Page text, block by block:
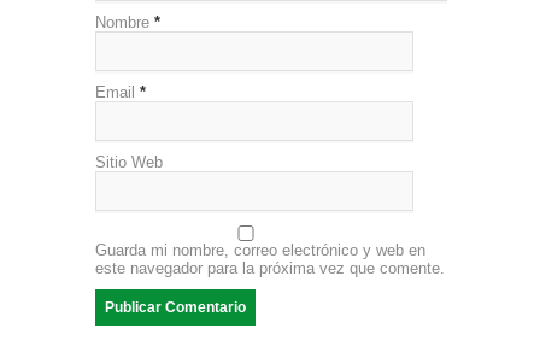
Nombre *
Email *
Sitio Web
Guarda mi nombre, correo electrónico y web en
este navegador para la próxima vez que comente.